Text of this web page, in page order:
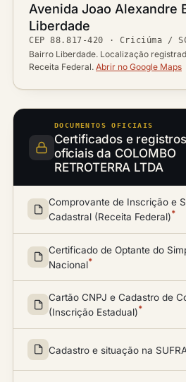
Logradouro
Avenida Joao Alexandre
Bairro
Liberdade
CEP
CEP88.817-420 ·
Cidade / UF
Criciúma /
Bairro Liberdade. Localização
Receita Federal. Abrir no Google Maps
DOCUMENTOS OFICIAIS
Certificados e registros
oficiais da COLOMBO
RETROTERRA LTDA
Comprovante de Inscrição e
Cadastral (Receita Federal)*
Certificado de Optante do
Nacional*
Cartão CNPJ e Cadastro de
(Inscrição Estadual)*
Cadastro e situação na